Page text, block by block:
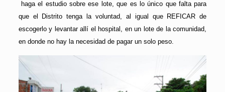
haga el estudio sobre ese lote, que es lo único que falta para
que el Distrito tenga la voluntad, al igual que REFICAR de
escogerlo y levantar allí el hospital, en un lote de la comunidad,
en donde no hay la necesidad de pagar un solo peso.